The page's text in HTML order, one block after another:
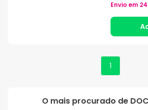
Envio em
1
O mais procurado de